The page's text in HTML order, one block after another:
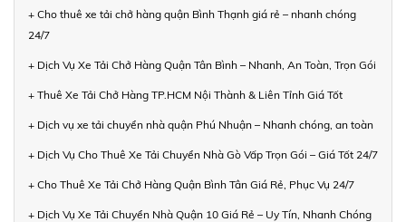
+ Cho thuê xe tải chở hàng quận Bình Thạnh giá rẻ – nhanh chóng
24/7
+ Dịch Vụ Xe Tải Chở Hàng Quận Tân Bình – Nhanh, An Toàn, Trọn Gói
+ Thuê Xe Tải Chở Hàng TP.HCM Nội Thành & Liên Tỉnh Giá Tốt
+ Dịch vụ xe tải chuyển nhà quận Phú Nhuận – Nhanh chóng, an toàn
+ Dịch Vụ Cho Thuê Xe Tải Chuyển Nhà Gò Vấp Trọn Gói – Giá Tốt 24/7
+ Cho Thuê Xe Tải Chở Hàng Quận Bình Tân Giá Rẻ, Phục Vụ 24/7
+ Dịch Vụ Xe Tải Chuyển Nhà Quận 10 Giá Rẻ – Uy Tín, Nhanh Chóng